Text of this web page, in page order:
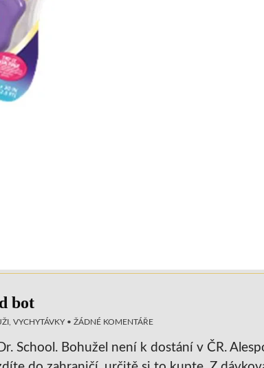
bot
VYCHYTÁVKY• ŽÁDNÉ KOMENTÁŘE
School. Bohužel není k dostání v ČR.